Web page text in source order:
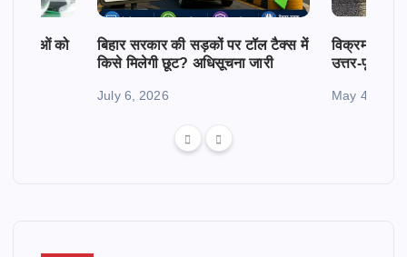
महिलाओं को
बिहार सरकार की सड़कों पर टॉल टैक्स में
किसे मिलेगी छूट? अधिसूचना जारी
July 6, 2026
विक्रमशिला
उत्तर-पूर्व
May 4, 2026